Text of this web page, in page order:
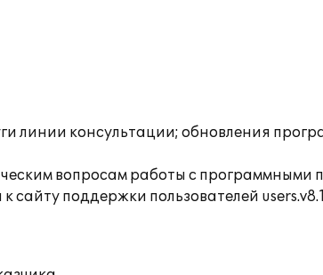
линии консультации; обновления
вопросам работы с программными
поддержки пользователей